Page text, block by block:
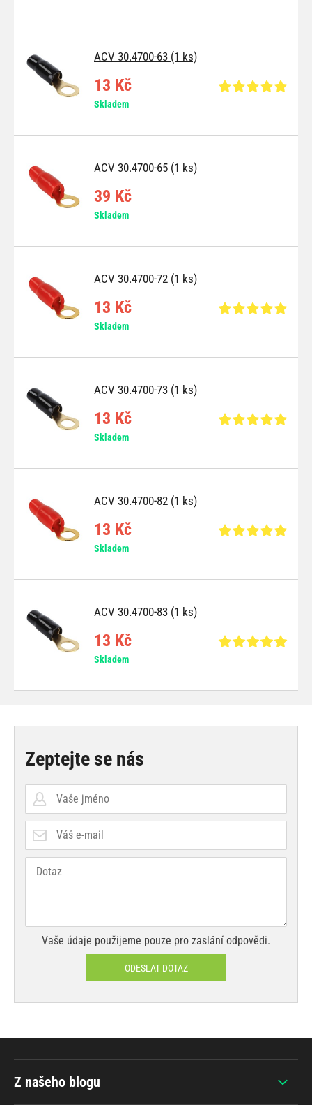
ACV 30.4700-63 (1 ks)
13 Kč
Skladem
ACV 30.4700-65 (1 ks)
39 Kč
Skladem
ACV 30.4700-72 (1 ks)
13 Kč
Skladem
ACV 30.4700-73 (1 ks)
13 Kč
Skladem
ACV 30.4700-82 (1 ks)
13 Kč
Skladem
ACV 30.4700-83 (1 ks)
13 Kč
Skladem
Zeptejte se nás
Vaše údaje použijeme pouze pro zaslání odpovědi.
ODESLAT DOTAZ
Z našeho blogu